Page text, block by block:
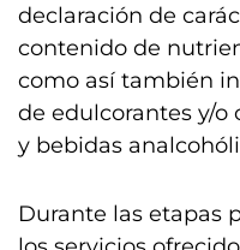
declaración de
contenido de
como así también
de edulcorantes y/o
y bebidas
Durante las etapas